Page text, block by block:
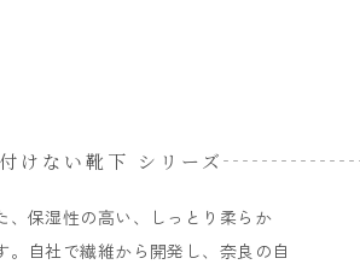
けない靴下 シリーズ
、保湿性の高い、しっとり柔らか
。自社で繊維から開発し、奈良の自